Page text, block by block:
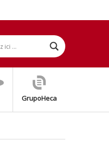
GrupoHeca